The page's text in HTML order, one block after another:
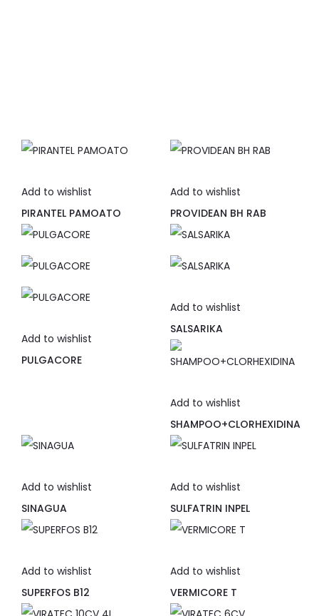
Add to wishlist
PIRANTEL PAMOATO
Add to wishlist
PROVIDEAN BH RAB
Add to wishlist
PULGACORE
Add to wishlist
SALSARIKA
Add to wishlist
SHAMPOO+CLORHEXIDINA
Add to wishlist
SINAGUA
Add to wishlist
SULFATRIN INPEL
Add to wishlist
SUPERFOS B12
Add to wishlist
VERMICORE T